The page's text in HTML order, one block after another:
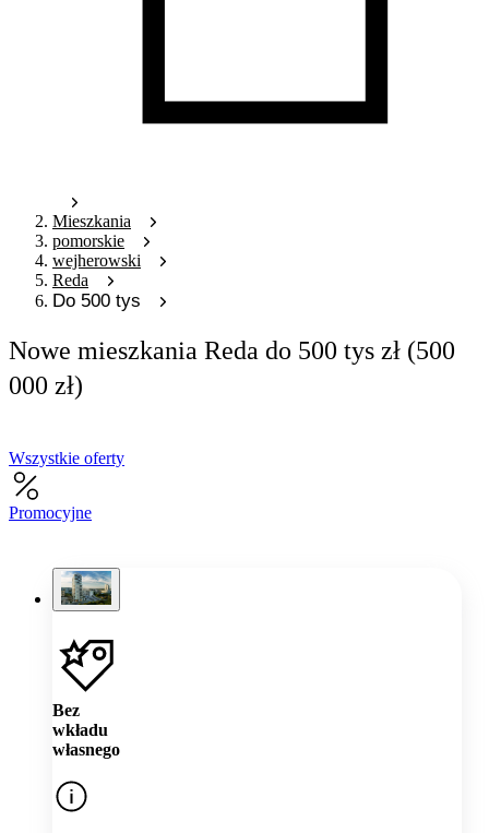
Mieszkania
pomorskie
wejherowski
Reda
Do 500 tys
Nowe mieszkania Reda do 500 tys zł (500
000 zł)
Wszystkie oferty
Promocyjne
Bez
wkładu
własnego